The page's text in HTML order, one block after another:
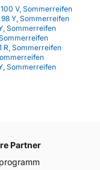
V, Sommerreifen
Y, Sommerreifen
Sommerreifen
Sommerreifen
R, Sommerreifen
Sommerreifen
Partner